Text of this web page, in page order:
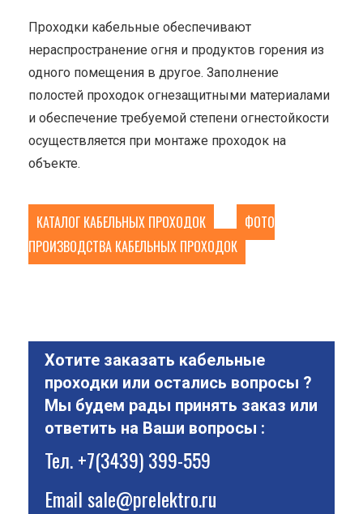
Проходки кабельные обеспечивают
нераспространение огня и продуктов горения из
одного помещения в другое. Заполнение
полостей проходок огнезащитными материалами
и обеспечение требуемой степени огнестойкости
осуществляется при монтаже проходок на
объекте.
КАТАЛОГ КАБЕЛЬНЫХ ПРОХОДОК
ФОТО
ПРОИЗВОДСТВА КАБЕЛЬНЫХ ПРОХОДОК
Хотите заказать кабельные
проходки или остались вопросы ?
Мы будем рады принять заказ или
ответить на Ваши вопросы :
Тел.+7(3439) 399-559
Emailsale@prelektro.ru